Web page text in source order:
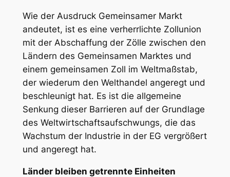
Wie der Ausdruck Gemeinsamer Markt
andeutet, ist es eine verherrlichte Zollunion
mit der Abschaffung der Zölle zwischen den
Ländern des Gemeinsamen Marktes und
einem gemeinsamen Zoll im Weltmaßstab,
der wiederum den Welthandel angeregt und
beschleunigt hat. Es ist die allgemeine
Senkung dieser Barrieren auf der Grundlage
des Weltwirtschaftsaufschwungs, die das
Wachstum der Industrie in der EG vergrößert
und angeregt hat.
Länder bleiben getrennte Einheiten